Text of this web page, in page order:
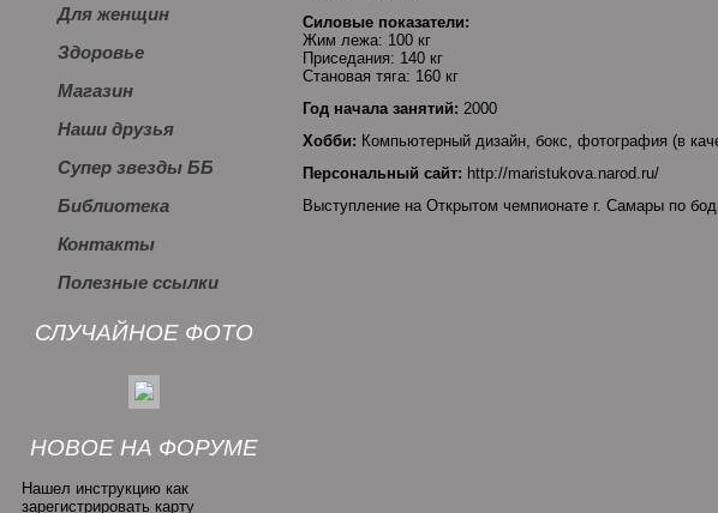
Для женщин
Здоровье
Магазин
Наши друзья
Супер звезды ББ
Библиотека
Контакты
Полезные ссылки
СЛУЧАЙНОЕ ФОТО
НОВОЕ НА ФОРУМЕ
Нашел инструкцию как
зарегистрировать карту
Силовые показатели:
Жим лежа: 100 кг
Приседания: 140 кг
Становая тяга: 160 кг
Год начала занятий: 2000
Хобби: Компьютерный дизайн, бокс, фотография (в
Персональный сайт: http://maristukova.narod.ru/
Выступление на Открытом чемпионате г. Самары по